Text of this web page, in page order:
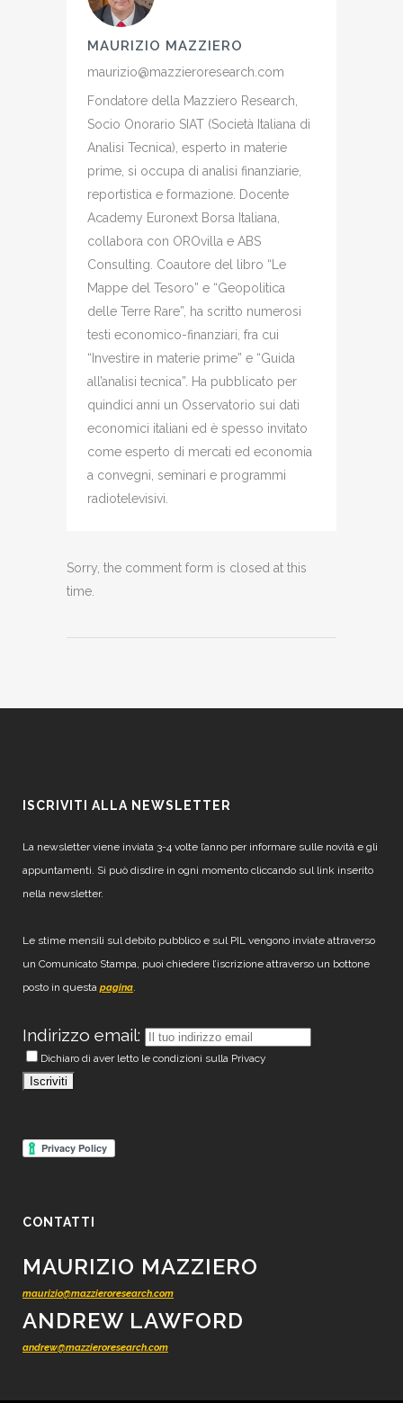
MAURIZIO MAZZIERO
maurizio@mazzieroresearch.com
Fondatore della Mazziero Research,
Socio Onorario SIAT (Società Italiana di
Analisi Tecnica), esperto in materie
prime, si occupa di analisi finanziarie,
reportistica e formazione. Docente
Academy Euronext Borsa Italiana,
collabora con OROvilla e ABS
Consulting. Coautore del libro “Le
Mappe del Tesoro” e “Geopolitica
delle Terre Rare”, ha scritto numerosi
testi economico-finanziari, fra cui
“Investire in materie prime” e “Guida
all’analisi tecnica”. Ha pubblicato per
quindici anni un Osservatorio sui dati
economici italiani ed è spesso invitato
come esperto di mercati ed economia
a convegni, seminari e programmi
radiotelevisivi.
Sorry, the comment form is closed at this
time.
ISCRIVITI ALLA NEWSLETTER
La newsletter viene inviata 3-4 volte l’anno per informare sulle novità e gli
appuntamenti. Si può disdire in ogni momento cliccando sul link inserito
nella newsletter.
Le stime mensili sul debito pubblico e sul PIL vengono inviate attraverso
un Comunicato Stampa, puoi chiedere l’iscrizione attraverso un bottone
posto in questa pagina.
Indirizzo email:
Dichiaro di aver letto le condizioni sulla Privacy
CONTATTI
MAURIZIO MAZZIERO
maurizio@mazzieroresearch.com
ANDREW LAWFORD
andrew@mazzieroresearch.com